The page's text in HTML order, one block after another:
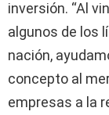
inversión. “Al
algunos de los
nación,
concepto al
empresas a la